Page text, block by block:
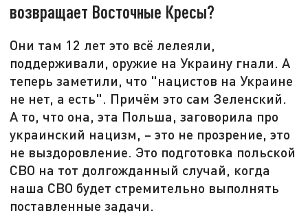
возвращает Восточные Кресы?
Они там 12 лет это всё лелеяли,
поддерживали, оружие на Украину гнали. А
теперь заметили, что "нацистов на Украине
не нет, а есть". Причём это сам Зеленский.
А то, что она, эта Польша, заговорила про
украинский нацизм, – это не прозрение, это
не выздоровление. Это подготовка польской
СВО на тот долгожданный случай, когда
наша СВО будет стремительно выполнять
поставленные задачи.